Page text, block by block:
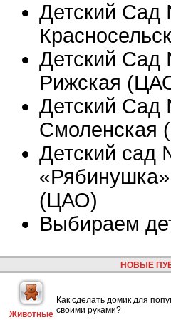
Детский
Детский
Рижская
Детский
Смоленская
Детский сад
(ЦАО)
Выбираем
НОВЫЕ
Животные
Как сделать домик для
своими руками?